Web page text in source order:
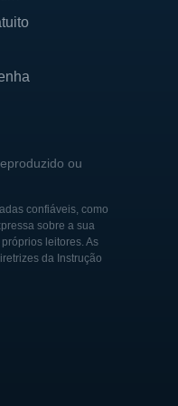
ou
confiáveis, como
sobre a sua
leitores. As
da Instrução